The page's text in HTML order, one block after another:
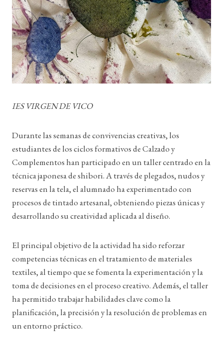
IES VIRGEN DE VICO
Durante las semanas de convivencias creativas, los
estudiantes de los ciclos formativos de Calzado y
Complementos han participado en un taller centrado en la
técnica japonesa de shibori. A través de plegados, nudos y
reservas en la tela, el alumnado ha experimentado con
procesos de tintado artesanal, obteniendo piezas únicas y
desarrollando su creatividad aplicada al diseño.
El principal objetivo de la actividad ha sido reforzar
competencias técnicas en el tratamiento de materiales
textiles, al tiempo que se fomenta la experimentación y la
toma de decisiones en el proceso creativo. Además, el taller
ha permitido trabajar habilidades clave como la
planificación, la precisión y la resolución de problemas en
un entorno práctico.